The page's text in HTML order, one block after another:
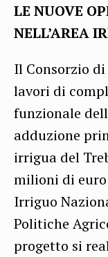
LE NUOVE
NELL’AREA
Il Consorzio
lavori di
funzionale
adduzione
irrigua del
milioni di euro
Irriguo
Politiche
progetto si